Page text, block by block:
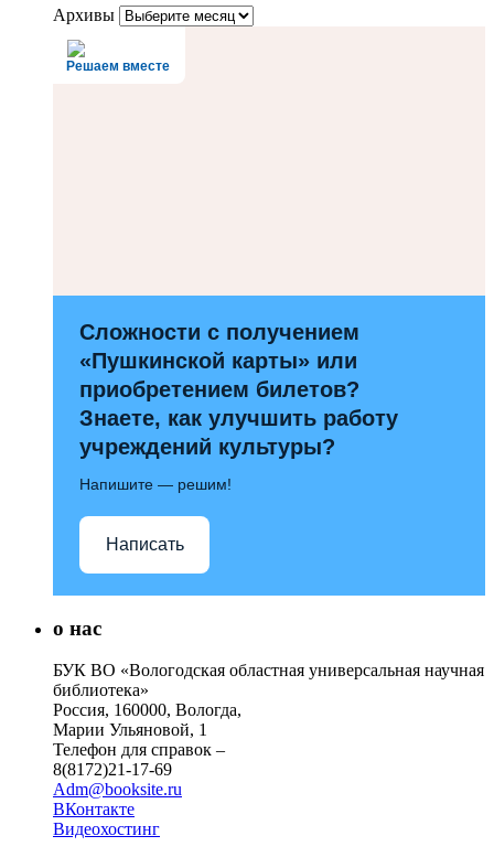
Архивы
Решаем вместе
Сложности с получением
«Пушкинской карты» или
приобретением билетов?
Знаете, как улучшить работу
учреждений культуры?
Напишите — решим!
Написать
о нас
БУК ВО «Вологодская областная универсальная научная
библиотека»
Россия, 160000, Вологда,
Марии Ульяновой, 1
Телефон для справок –
8(8172)21-17-69
Adm@booksite.ru
ВКонтакте
Видеохостинг